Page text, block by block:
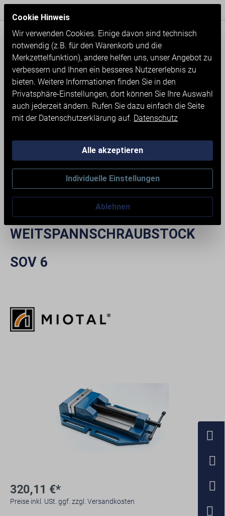
Bohren
WEITSPANNSCHRAUBSTOCK
SOV 6
320,11 €*
Preise inkl. USt. ggf. zzgl. Versandkosten
Cookie Hinweis
Wir verwenden Cookies. Einige davon sind technisch
notwendig (z.B. für den Warenkorb und die
Merkzettelfunktion), andere helfen uns, unser Angebot zu
verbessern und Ihnen ein besseres Nutzererlebnis zu
bieten. Weitere Informationen finden Sie in den
Privatsphäre-Einstellungen, dort können Sie Ihre Auswahl
auch jederzeit ändern. Rufen Sie dazu einfach die Seite
mit der Datenschutzerklärung auf. Datenschutz
Individuelle Einstellungen
Ablehnen
Alle akzeptieren